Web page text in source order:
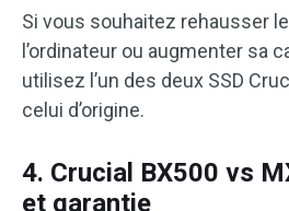
Si vous souhaitez rehausser
l’ordinateur ou augmenter sa
utilisez l’un des deux SSD
celui d’origine.
4. Crucial BX500 vs
et garantie